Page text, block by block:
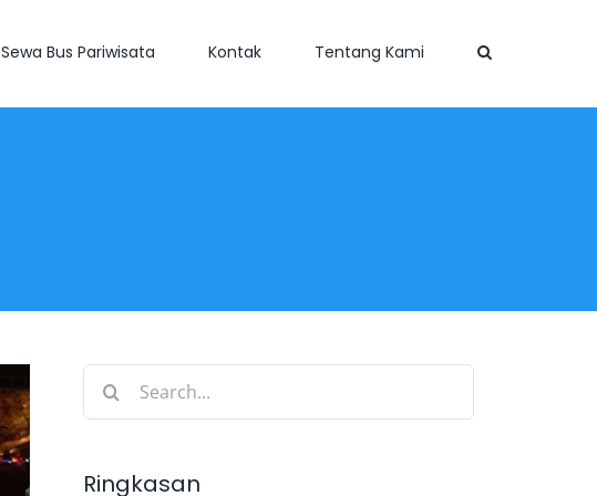
Sewa Bus Pariwisata Kontak Tentang Kami
Search
Ringkasan